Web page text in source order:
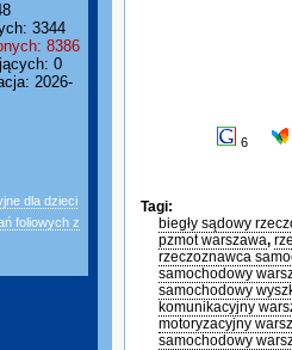
3344
8386
0
2026-
dla dzieci
foliowych z
6
Tagi:
biegły sądowy
pzmot warszawa,
rzeczoznawca
samochodowy
samochodowy
komunikacyjny
motoryzacyjny
samochodowy